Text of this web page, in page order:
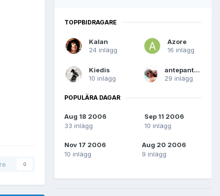
0
TOPPBIDRAGARE
Kalan
24 inlägg
Azore
16 inlägg
Kiedis
10 inlägg
antepanteboy
29 inlägg
POPULÄRA DAGAR
Aug 18 2006
33 inlägg
Sep 11 2006
10 inlägg
Nov 17 2006
10 inlägg
Aug 20 2006
9 inlägg